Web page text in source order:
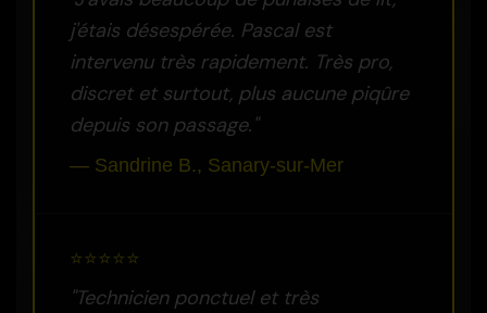
j'étais désespérée. Pascal est
intervenu très rapidement. Très pro,
discret et surtout, plus aucune piqûre
depuis son passage."
— Sandrine B., Sanary-sur-Mer
⭐⭐⭐⭐⭐
"Technicien ponctuel et très